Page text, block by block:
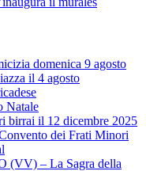
domenica 9 agosto
il 4 agosto
Natale
birrai il 12 dicembre 2025
dei Frati Minori
– La Sagra della